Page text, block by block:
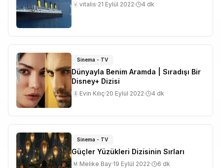
v vitalis·21 Eylül 2022· 4 dk
Sinema - TV
Dünyayla Benim Aramda | Sıradışı Bir
Disney+ Dizisi
E Evin Kılıç·20 Eylül 2022· 4 dk
Sinema - TV
Güçler Yüzükleri Dizisinin Sırları
M Melike Bay·19 Eylül 2022· 6 dk